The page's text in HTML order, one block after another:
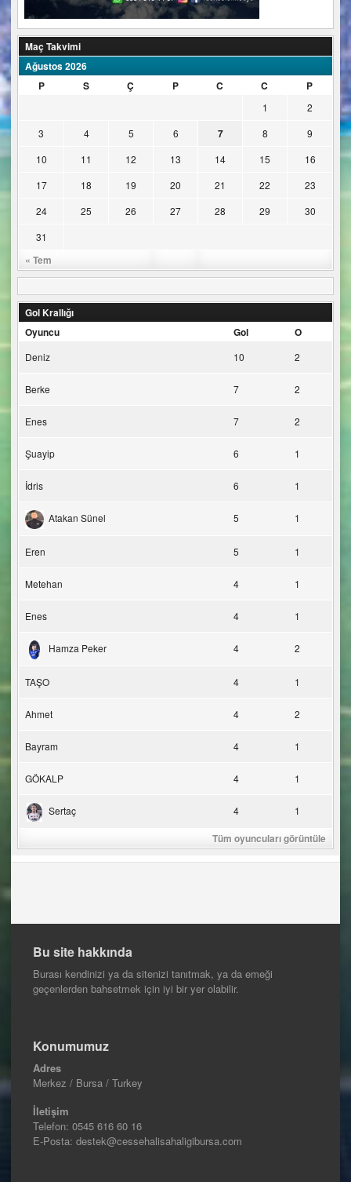
Maç Takvimi
Ağustos 2026
P
S Ç P C C P
« Tem
1
2
3
4 5 6 7 8
9
10
11 12 13 14 15
16
17
18 19 20 21 22
23
24
25 26 27 28 29
30
31
Gol Krallığı
Oyuncu
Gol O
Deniz 10 2
Berke 7 2
Enes 7 2
Şuayip 6 1
İdris 6 1
Atakan Sünel 5 1
Eren 5 1
Metehan 4 1
Enes 4 1
Hamza Peker 4 2
TAŞO 4 1
Ahmet 4 2
Bayram 4 1
GÖKALP 4 1
Sertaç 4 1
Tüm oyuncuları görüntüle
Bu site hakkında
Burası kendinizi ya da sitenizi tanıtmak, ya da emeği
geçenlerden bahsetmek için iyi bir yer olabilir.
Konumumuz
Adres
Merkez / Bursa / Turkey
İletişim
Telefon: 0545 616 60 16
E-Posta: destek@cessehalisahaligibursa.com